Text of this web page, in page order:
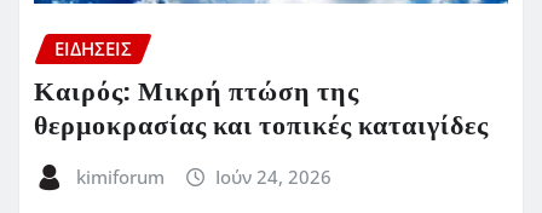
ΕΙΔΗΣΕΙΣ
Καιρός: Μικρή πτώση της
θερμοκρασίας και τοπικές καταιγίδες
kimiforum Ιούν 24, 2026